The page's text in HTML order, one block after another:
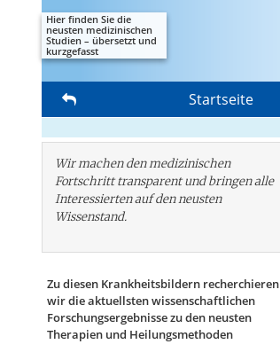
Hier finden Sie die
neusten medizinischen
Studien – übersetzt und
kurzgefasst
Startseite
Wir machen den medizinischen
Fortschritt transparent und bringen alle
Interessierten auf den neusten
Wissenstand.
Zu diesen Krankheitsbildern recherchieren
wir die aktuellsten wissenschaftlichen
Forschungs­ergebnisse zu den neusten
Therapien und Heilungsmethoden